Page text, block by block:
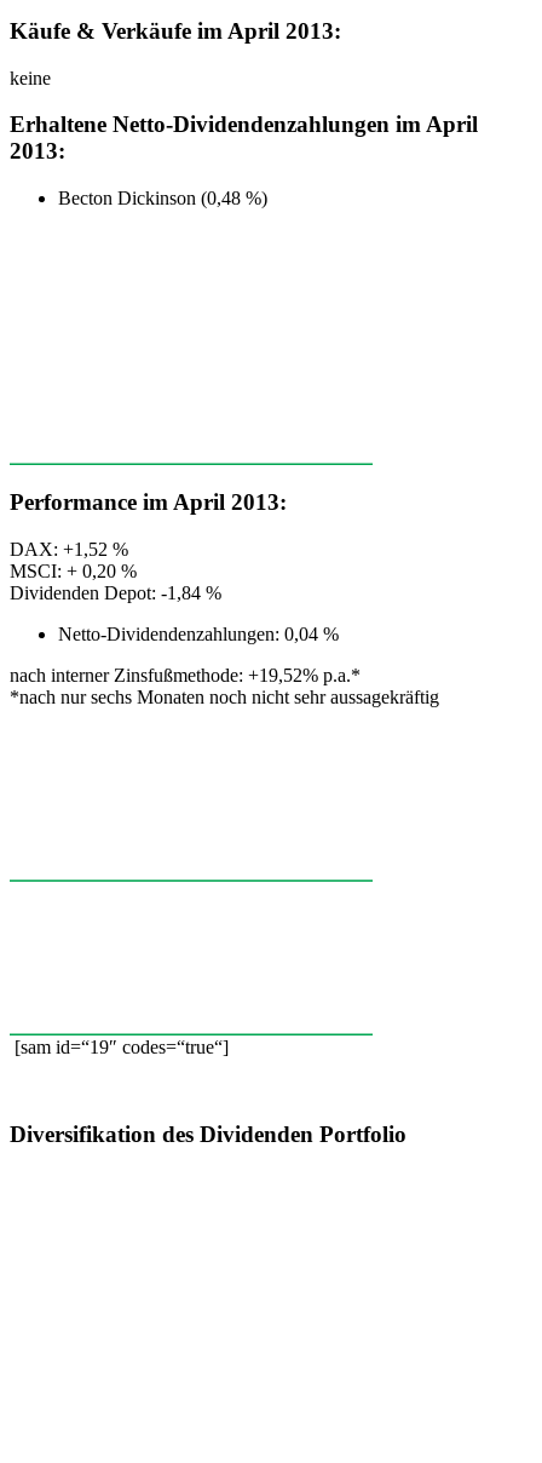
Käufe & Verkäufe im April 2013:
keine
Erhaltene Netto-Dividendenzahlungen im April
2013:
Becton Dickinson (0,48 %)
Performance im April 2013:
DAX: +1,52 %
MSCI: + 0,20 %
Dividenden Depot: -1,84 %
Netto-Dividendenzahlungen: 0,04 %
nach interner Zinsfußmethode: +19,52% p.a.*
*nach nur sechs Monaten noch nicht sehr aussagekräftig
[sam id=“19″ codes=“true“]
Diversifikation des Dividenden Portfolio